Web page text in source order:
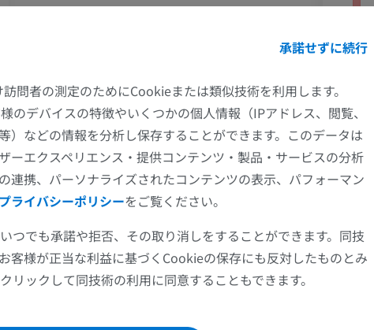
MRI
MRI
プレミアム
膝 MRI
MRI
プレミアム
膝関節CT関節造影
CT関節造影
間違
修正
ま
承諾せずに続行
問者の測定のためにCookieまたは類似技術を利用します。
のデバイスの特徴やいくつかの個人情報（IPアドレス、閲覧、
）などの情報を分析し保存することができます。このデータは
ーエクスペリエンス・提供コンテンツ・製品・サービスの分析
連携、パーソナライズされたコンテンツの表示、パフォーマン
プライバシーポリシーをご覧ください。
つでも承諾や拒否、その取り消しをすることができます。同技
客様が正当な利益に基づくCookieの保存にも反対したものとみ
ックして同技術の利用に同意することもできます。